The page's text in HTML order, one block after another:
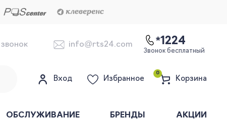
info@rts24.com *1224
Звонок бесплатный
Вход Избранное
0
Корзина
ОБСЛУЖИВАНИЕ БРЕНДЫ АКЦИИ